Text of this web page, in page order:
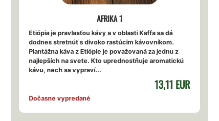
AFRIKA 1
Etiópia je pravlasťou kávy a v oblasti Kaffa sa dá
dodnes stretnúť s divoko rastúcim kávovníkom.
Plantážna káva z Etiópie je považovaná za jednu z
najlepších na svete. Kto uprednostňuje aromatickú
kávu, nech sa vypraví...
Dočasne vypredané
13,11 EUR